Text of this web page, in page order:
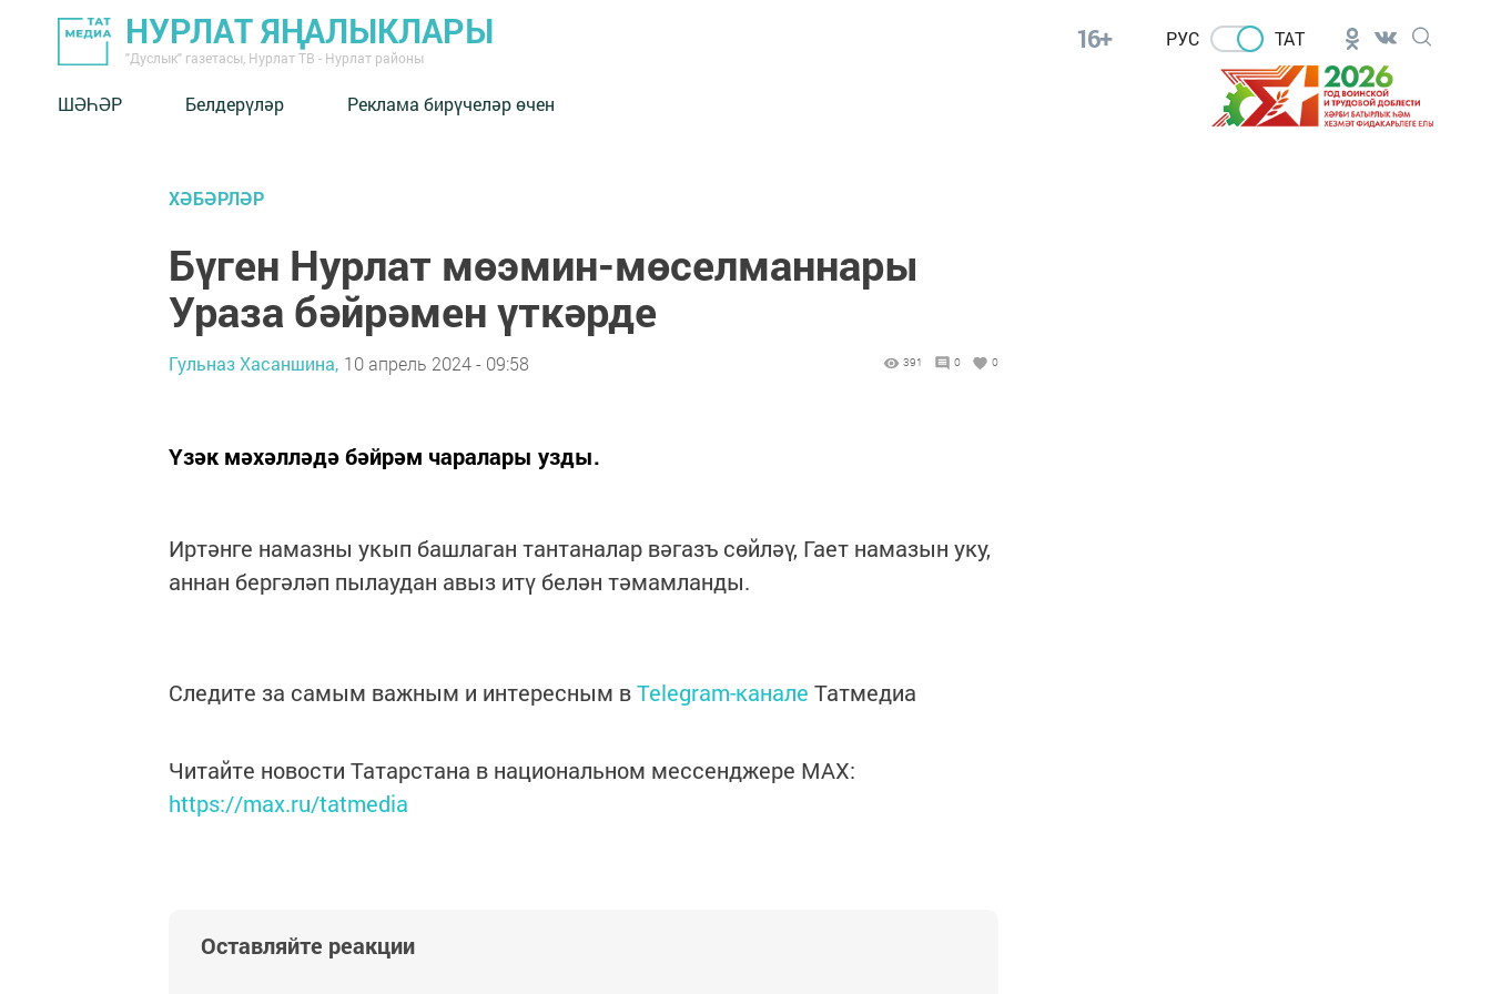
НУРЛАТ ЯҢАЛЫКЛАРЫ
"Дуслык" газетасы, Нурлат ТВ - Нурлат районы
16+ РУС ТАТ
ШӘҺӘР Белдерүләр Реклама бирүчеләр өчен
ХӘБӘРЛӘР
Бүген Нурлат мөэмин-мөселманнары
Ураза бәйрәмен үткәрде
Гульназ Хасаншина, 10 апрель 2024 - 09:58 391 0 0
Үзәк мәхәлләдә бәйрәм чаралары узды.
Иртәнге намазны укып башлаган тантаналар вәгазъ сөйләү, Гает намазын уку,
аннан бергәләп пылаудан авыз итү белән тәмамланды.
Следите за самым важным и интересным вTelegram-канале Татмедиа
Читайте новости Татарстана в национальном мессенджере MАХ:
https://max.ru/tatmedia
Оставляйте реакции